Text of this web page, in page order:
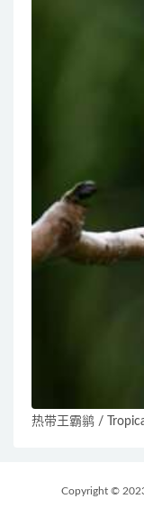
热带王霸鹟 /
Copyright ©